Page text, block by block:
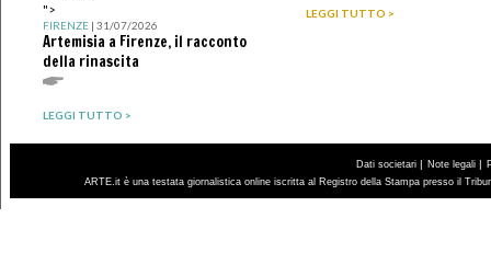
">
FIRENZE| 31/07/2026
Artemisia a Firenze, il racconto
della rinascita
LEGGI TUTTO >
LEGGI TUTTO >
Dati societari | Note legali |
ARTE.it è una testata giornalistica online iscritta al Registro della Stampa presso il